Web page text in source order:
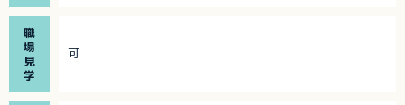
職
場
見
学
可